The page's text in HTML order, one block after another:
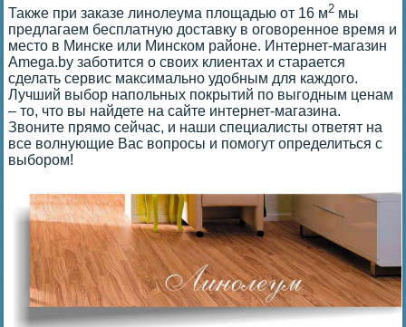
Также при заказе линолеума площадью от 16 м2 мы
предлагаем бесплатную доставку в оговоренное время и
место в Минске или Минском районе. Интернет-магазин
Amega.by заботится о своих клиентах и старается
сделать сервис максимально удобным для каждого.
Лучший выбор напольных покрытий по выгодным ценам
– то, что вы найдете на сайте интернет-магазина.
Звоните прямо сейчас, и наши специалисты ответят на
все волнующие Вас вопросы и помогут определиться с
выбором!